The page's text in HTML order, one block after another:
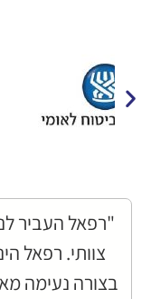
"רפאל העביר
צוותי. רפאל
בצורה נעימה